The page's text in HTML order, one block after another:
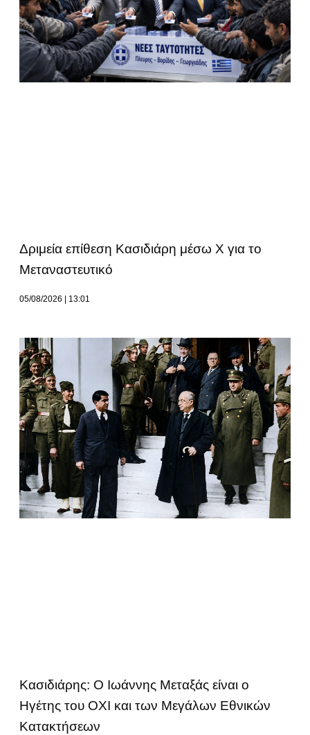
Δριμεία επίθεση Κασιδιάρη μέσω Χ για το
Μεταναστευτικό
05/08/2026 13:01
Κασιδιάρης: Ο Ιωάννης Μεταξάς είναι ο
Ηγέτης του ΟΧΙ και των Μεγάλων Εθνικών
Κατακτήσεων